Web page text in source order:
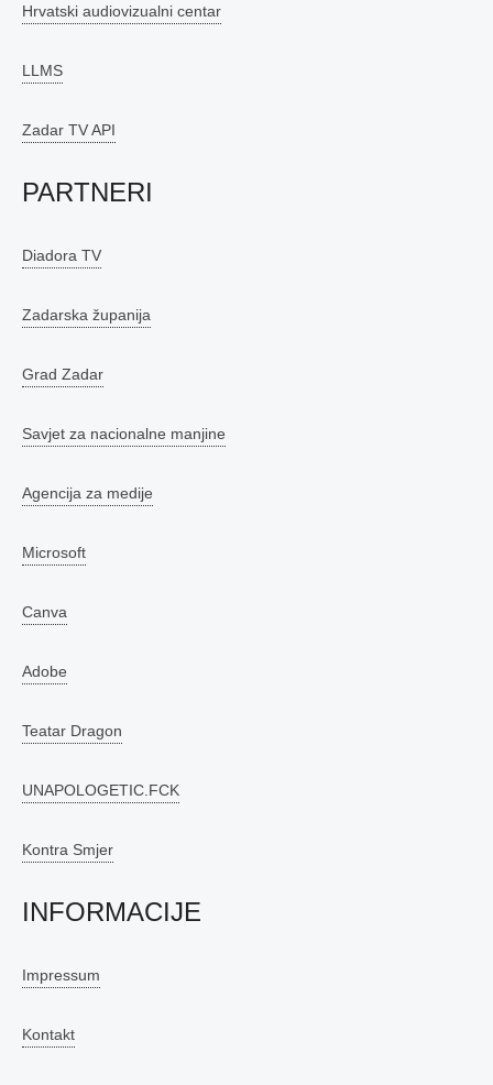
Hrvatski audiovizualni centar
LLMS
Zadar TV API
PARTNERI
Diadora TV
Zadarska županija
Grad Zadar
Savjet za nacionalne manjine
Agencija za medije
Microsoft
Canva
Adobe
Teatar Dragon
UNAPOLOGETIC.FCK
Kontra Smjer
INFORMACIJE
Impressum
Kontakt